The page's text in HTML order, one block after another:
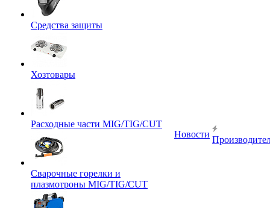
Средства защиты
Хозтовары
Расходные части MIG/TIG/CUT
Сварочные горелки и
плазмотроны MIG/TIG/CUT
Новости